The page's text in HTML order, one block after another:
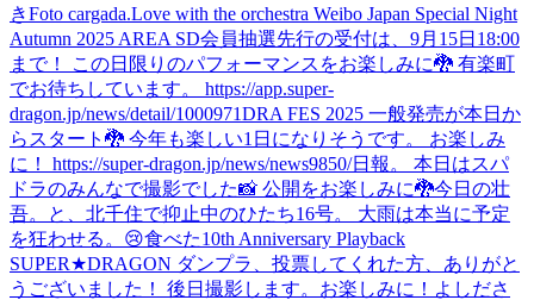
きFoto cargada.Love with the orchestra Weibo Japan Special Night
Autumn 2025 AREA SD会員抽選先行の受付は、9月15日18:00
まで！ この日限りのパフォーマンスをお楽しみに🐉 有楽町
でお待ちしています。 https://app.super-
dragon.jp/news/detail/1000971DRA FES 2025 一般発売が本日か
らスタート🐉 今年も楽しい1日になりそうです。 お楽しみ
に！ https://super-dragon.jp/news/news9850/日報。 本日はスパ
ドラのみんなで撮影でした📸 公開をお楽しみに🐉今日の壮
吾。と、北千住で抑止中のひたち16号。 大雨は本当に予定
を狂わせる。😢食べた10th Anniversary Playback
SUPER★DRAGON ダンプラ、投票してくれた方、ありがと
うございました！ 後日撮影します。お楽しみに！ よしださ